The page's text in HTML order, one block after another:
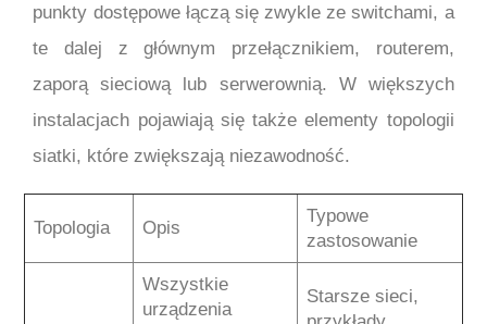
punkty dostępowe łączą się zwykle ze switchami, a
te dalej z głównym przełącznikiem, routerem,
zaporą sieciową lub serwerownią. W większych
instalacjach pojawiają się także elementy topologii
siatki, które zwiększają niezawodność.
Topologia Opis
Typowe
zastosowanie
Wszystkie
urządzenia
Starsze sieci,